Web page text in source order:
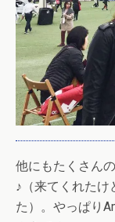
他にもたくさん
♪（来てくれたけ
た）。やっぱり